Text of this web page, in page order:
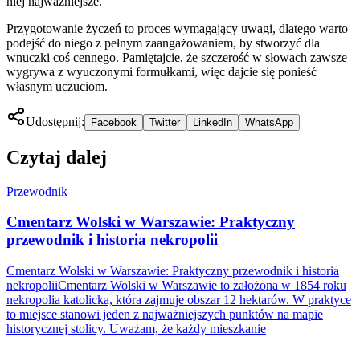
Przygotowanie życzeń to proces wymagający uwagi, dlatego warto
podejść do niego z pełnym zaangażowaniem, by stworzyć dla
wnuczki coś cennego. Pamiętajcie, że szczerość w słowach zawsze
wygrywa z wyuczonymi formułkami, więc dajcie się ponieść
własnym uczuciom.
Udostępnij: Facebook Twitter LinkedIn WhatsApp
Czytaj dalej
Przewodnik
Cmentarz Wolski w Warszawie: Praktyczny
przewodnik i historia nekropolii
Cmentarz Wolski w Warszawie: Praktyczny przewodnik i historia
nekropoliiCmentarz Wolski w Warszawie to założona w 1854 roku
nekropolia katolicka, która zajmuje obszar 12 hektarów. W praktyce
to miejsce stanowi jeden z najważniejszych punktów na mapie
historycznej stolicy. Uważam, że każdy mieszkanie